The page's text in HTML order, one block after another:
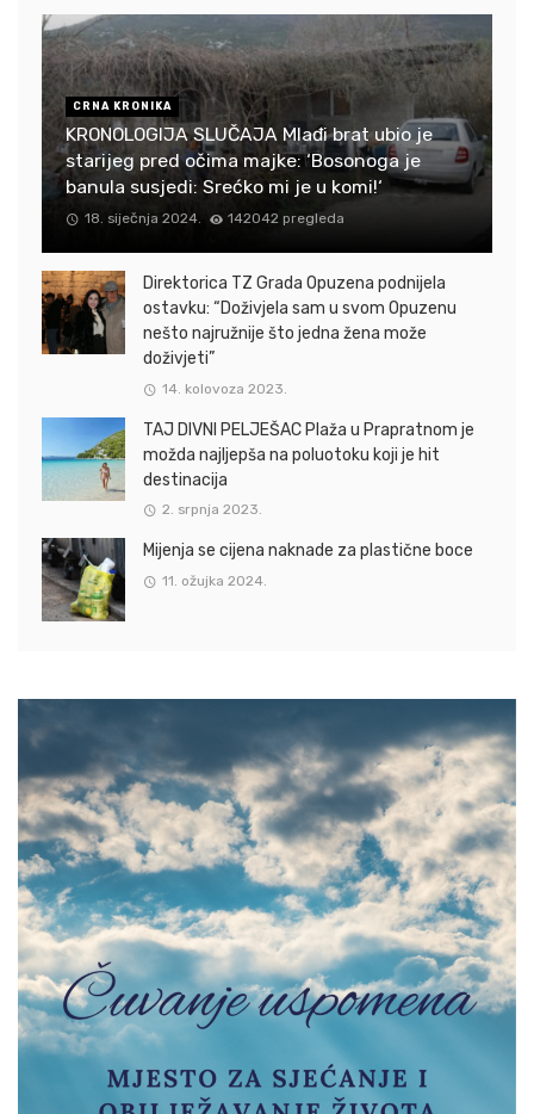
CRNA KRONIKA
KRONOLOGIJA SLUČAJA Mlađi brat ubio je
starijeg pred očima majke: ‘Bosonoga je
banula susjedi: Srećko mi je u komi!‘
18. siječnja 2024. 142042 pregleda
Direktorica TZ Grada Opuzena podnijela
ostavku: “Doživjela sam u svom Opuzenu
nešto najružnije što jedna žena može
doživjeti”
14. kolovoza 2023.
TAJ DIVNI PELJEŠAC Plaža u Prapratnom je
možda najljepša na poluotoku koji je hit
destinacija
2. srpnja 2023.
Mijenja se cijena naknade za plastične boce
11. ožujka 2024.